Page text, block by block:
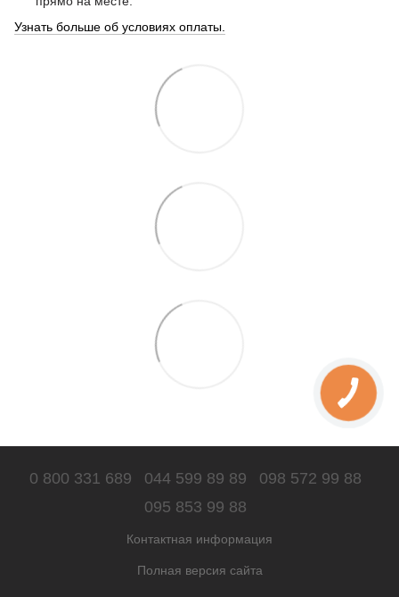
Узнать больше об условиях оплаты.
0 800 331 689 044 599 89 89
098 572 99 88
095 853 99 88
Контактная информация
Полная версия сайта